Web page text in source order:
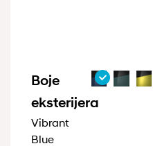
Boje
eksterijera
Vibrant
Blue